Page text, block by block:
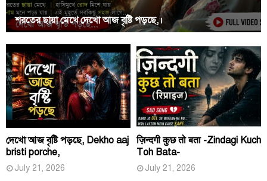
শরতের ছায়া মেখে দেখো আজ বৃষ্টি পড়ছে,।
দেখো আজ বৃষ্টি পড়ছে, Dekho aaj
bristi porche,
July 21, 2026
ज़िन्दगी कुछ तो बता -Zindagi Kuch
Toh Bata-
July 21, 2026